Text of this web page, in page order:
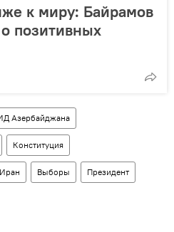
к миру: Байрамов
позитивных
Азербайджана
Конституция
Иран Выборы Президент